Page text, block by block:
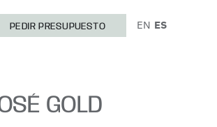
PEDIR PRESUPUESTO EN ES
GOLD